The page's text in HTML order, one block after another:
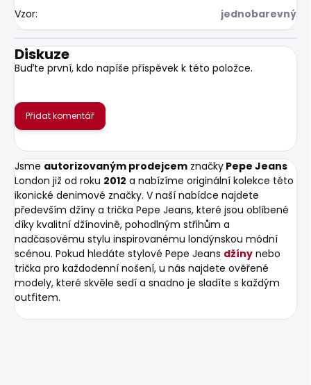
Vzor: jednobarevný
Diskuze
Buďte první, kdo napíše příspěvek k této položce.
Přidat komentář
Jsme autorizovaným prodejcem značky Pepe Jeans
London již od roku 2012 a nabízíme originální kolekce této
ikonické denimové značky. V naší nabídce najdete
především džíny a trička Pepe Jeans, které jsou oblíbené
díky kvalitní džínovině, pohodlným střihům a
nadčasovému stylu inspirovanému londýnskou módní
scénou. Pokud hledáte stylové Pepe Jeans džíny nebo
trička pro každodenní nošení, u nás najdete ověřené
modely, které skvěle sedí a snadno je sladíte s každým
outfitem.